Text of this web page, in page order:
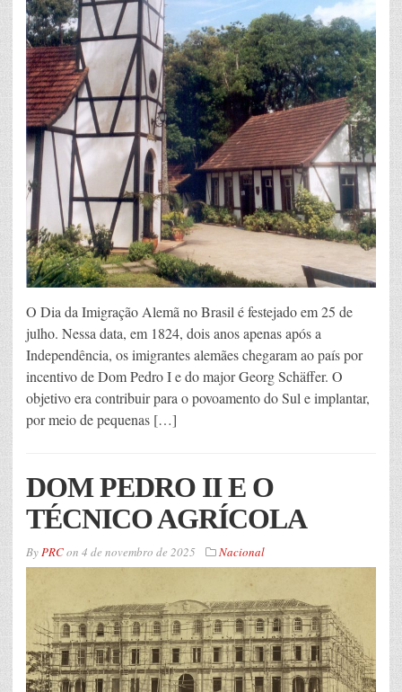
O Dia da Imigração Alemã no Brasil é festejado em 25 de
julho. Nessa data, em 1824, dois anos apenas após a
Independência, os imigrantes alemães chegaram ao país por
incentivo de Dom Pedro I e do major Georg Schäffer. O
objetivo era contribuir para o povoamento do Sul e implantar,
por meio de pequenas […]
DOM PEDRO II E O
TÉCNICO AGRÍCOLA
ByPRCon 4 de novembro de 2025 Nacional